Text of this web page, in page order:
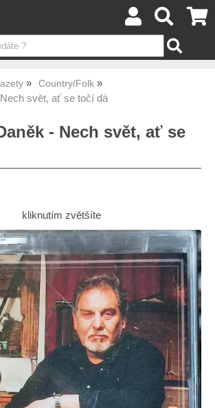
Country/Folk
svět, ať se točí dá
- Nech svět, ať se
kliknutím zvětšíte